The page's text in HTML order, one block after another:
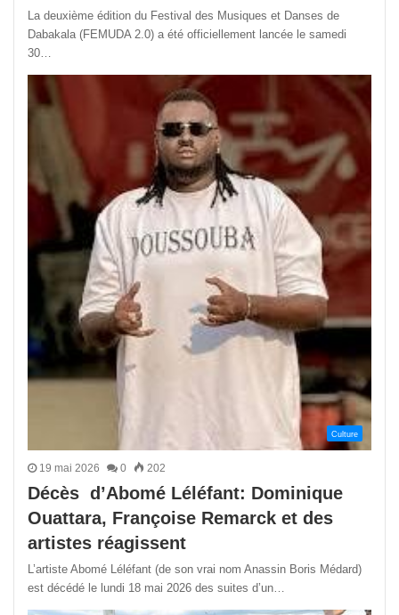
La deuxième édition du Festival des Musiques et Danses de
Dabakala (FEMUDA 2.0) a été officiellement lancée le samedi
30…
Culture
19 mai 2026 0 202
Décès d’Abomé Léléfant: Dominique
Ouattara, Françoise Remarck et des
artistes réagissent
L’artiste Abomé Léléfant (de son vrai nom Anassin Boris Médard)
est décédé le lundi 18 mai 2026 des suites d’un…